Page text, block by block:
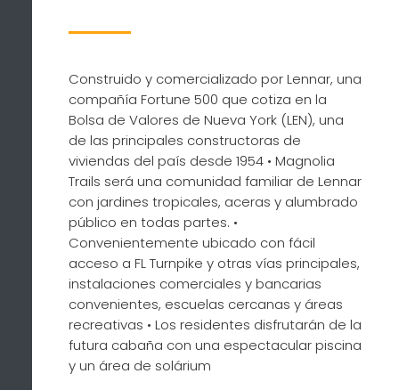
Construido y comercializado por Lennar, una
compañía Fortune 500 que cotiza en la
Bolsa de Valores de Nueva York (LEN), una
de las principales constructoras de
viviendas del país desde 1954 • Magnolia
Trails será una comunidad familiar de Lennar
con jardines tropicales, aceras y alumbrado
público en todas partes. •
Convenientemente ubicado con fácil
acceso a FL Turnpike y otras vías principales,
instalaciones comerciales y bancarias
convenientes, escuelas cercanas y áreas
recreativas • Los residentes disfrutarán de la
futura cabaña con una espectacular piscina
y un área de solárium